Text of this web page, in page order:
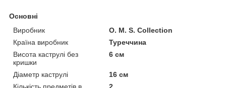
Основні
Виробник
O. M. S. Collection
Країна виробник
Туреччина
Висота каструлі без
кришки
6 см
Діаметр каструлі
16 см
Кількість предметів в
2